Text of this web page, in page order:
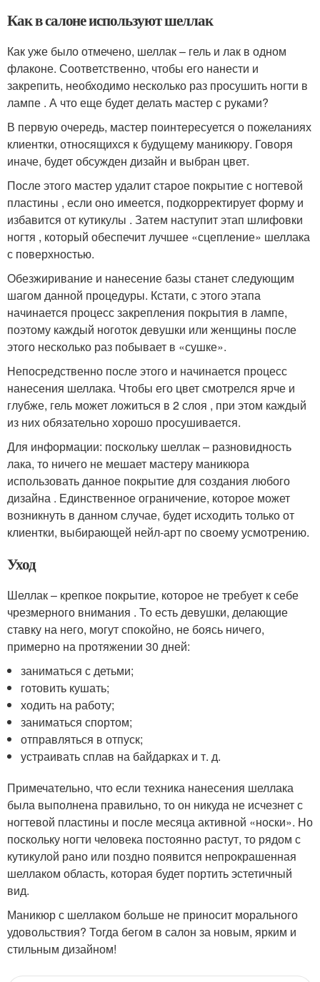
Как в салоне используют шеллак
Как уже было отмечено, шеллак – гель и лак в одном
флаконе. Соответственно, чтобы его нанести и
закрепить, необходимо несколько раз просушить ногти в
лампе . А что еще будет делать мастер с руками?
В первую очередь, мастер поинтересуется о пожеланиях
клиентки, относящихся к будущему маникюру. Говоря
иначе, будет обсужден дизайн и выбран цвет.
После этого мастер удалит старое покрытие с ногтевой
пластины , если оно имеется, подкорректирует форму и
избавится от кутикулы . Затем наступит этап шлифовки
ногтя , который обеспечит лучшее «сцепление» шеллака
с поверхностью.
Обезжиривание и нанесение базы станет следующим
шагом данной процедуры. Кстати, с этого этапа
начинается процесс закрепления покрытия в лампе,
поэтому каждый ноготок девушки или женщины после
этого несколько раз побывает в «сушке».
Непосредственно после этого и начинается процесс
нанесения шеллака. Чтобы его цвет смотрелся ярче и
глубже, гель может ложиться в 2 слоя , при этом каждый
из них обязательно хорошо просушивается.
Для информации: поскольку шеллак – разновидность
лака, то ничего не мешает мастеру маникюра
использовать данное покрытие для создания любого
дизайна . Единственное ограничение, которое может
возникнуть в данном случае, будет исходить только от
клиентки, выбирающей нейл-арт по своему усмотрению.
Уход
Шеллак – крепкое покрытие, которое не требует к себе
чрезмерного внимания . То есть девушки, делающие
ставку на него, могут спокойно, не боясь ничего,
примерно на протяжении 30 дней:
заниматься с детьми;
готовить кушать;
ходить на работу;
заниматься спортом;
отправляться в отпуск;
устраивать сплав на байдарках и т. д.
Примечательно, что если техника нанесения шеллака
была выполнена правильно, то он никуда не исчезнет с
ногтевой пластины и после месяца активной «носки». Но
поскольку ногти человека постоянно растут, то рядом с
кутикулой рано или поздно появится непрокрашенная
шеллаком область, которая будет портить эстетичный
вид.
Маникюр с шеллаком больше не приносит морального
удовольствия? Тогда бегом в салон за новым, ярким и
стильным дизайном!